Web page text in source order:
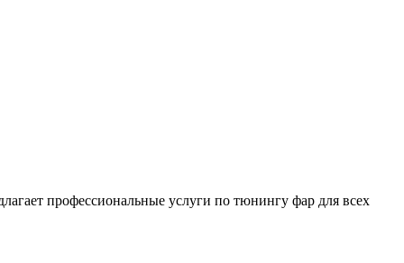
профессиональные услуги по тюнингу фар для всех